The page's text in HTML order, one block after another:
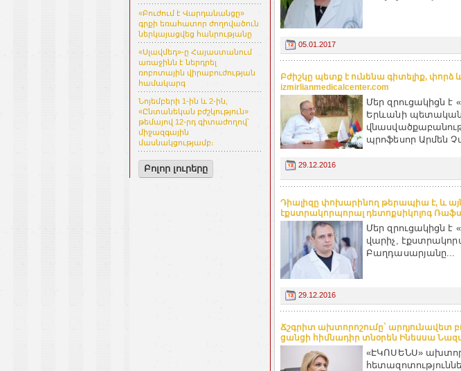
«Բուժում է Վարդանանցը»
գրքի եռահատոր ժողովածուն
ներկայացվեց հանրությանը
«Սլավմեդ»-ը Հայաստանում
առաջինն է ներդրել
ռոբոտային վիրաբուժության
համակարգ
Նոյեմբերի 1-ին և 2-ին,
«Ընտանեկան բժշկություն»
թեմայով 12-րդ գիտաժողով՝
միջազգային
մասնակցությամբ։
Բոլոր լուրերը
05.01.2017
Բժիշկը պետք է ունենա գիտելիք, փորձ
izmirlianmedicalcenter.com
Մեր զրուցակիցն է
Երևանի
պրոֆեսոր Արմեն
29.12.2016
Դիալիզը փոխարինող թերապիա է, և
էքստրակորպորալ դետոքսիկոլոգ
Մեր զրուցակիցն է
վարիչ,
Բաղդասարյանը...
29.12.2016
Ճշգրիտ ախտորոշումը` արդյունավետ
ցանցի հիմնադիր տնօրեն Ինեսսա
«ԷԿՈՍԵՆՍ»